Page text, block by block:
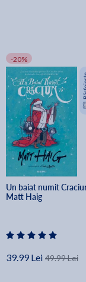
-20%
Un baiat numit
Matt Haig
39.99 Lei 49.99 Lei